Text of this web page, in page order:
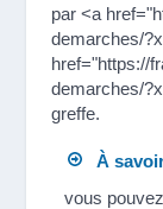
par <a
demarches/
href="https://
demarches/
greffe.
À
vous